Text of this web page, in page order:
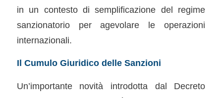
in un contesto di semplificazione del regime
sanzionatorio per agevolare le operazioni
internazionali.
Il Cumulo Giuridico delle Sanzioni
Un’importante novità introdotta dal Decreto